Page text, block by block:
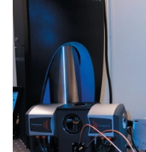
包头师范学院
CryoFMR
哈尔滨工业大学深圳研究院
CryoFMR-40